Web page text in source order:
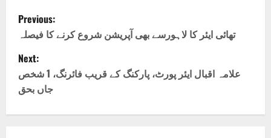
P
o
s
t
n
Previous:
تھائی ایئر کا لاہورسے بھی آپریشن شروع کرنے کا فیصلہ
Next:
علامہ اقبال ایئر پورٹ، پارکنگ کے قریب فائرنگ، 1 شخص
جاں بحق